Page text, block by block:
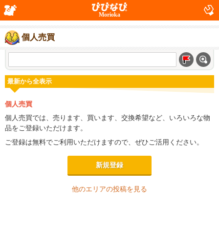
Morioka
個人売買
最新から全表示
個人売買
個人売買では、売ります、買います、交換希望など、いろいろな物
品をご登録いただけます。
ご登録は無料でご利用いただけますので、ぜひご活用ください。
新規登録
他のエリアの投稿を見る